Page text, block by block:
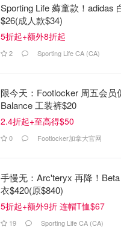
Sporting Life 薅童款！adidas
$26(成人款$34)
5折起+额外8折起
2 Sporting Life CA (CA)
限今天：Footlocker 周五会员
Balance 工装裤$20
2.4折起+至高得$50
0 Footlocker加拿大官网
手慢无：Arc'teryx 再降！
衣$420(原$840)
5折起+额外9折 连帽T恤$67
19 Sporting Life CA (CA)